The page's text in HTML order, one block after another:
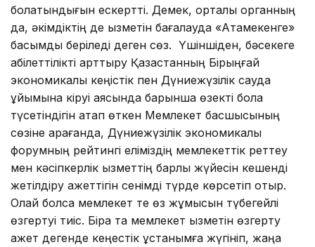
болатындығын ескертті. Демек, орталық органның
да, әкімдіктің де қызметін бағалауда «Атамекенге»
басымдық беріледі деген сөз. Үшіншіден, бәсекеге
қабілеттілікті арттыру Қазақстанның Бірыңғай
экономикалық кеңістік пен Дүниежүзілік сауда
ұйымына кіруі аясында барынша өзекті бола
түсетіндігін атап өткен Мемлекет басшысының
сөзіне қарағанда, Дүниежүзілік экономикалық
форумның рейтингі еліміздің мемлекеттік реттеу
мен кәсіпкерлік қызметтің барлық жүйесін кешенді
жетілдіру қажеттігін сенімді түрде көрсетіп отыр.
Олай болса мемлекет те өз жұмысын түбегейлі
өзгертуі тиіс. Бірақ та мемлекет қызметін өзгерту
қажет дегенде кеңестік ұстанымға жүгініп, жаңа